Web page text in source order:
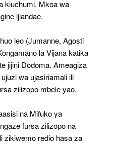
kiuchumi, Mkoa wa
ijiandae.
leo (Jumanne, Agosti
la Vijana katika
jijini Dodoma. Ameagiza
wa ujasiriamali ili
zilizopo mbele yao.
na Mifuko ya
fursa zilizopo na
zikiwemo redio hasa za